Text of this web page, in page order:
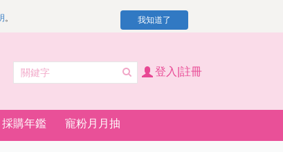
。 我知道了
登入|註冊
採購年鑑 寵粉月月抽